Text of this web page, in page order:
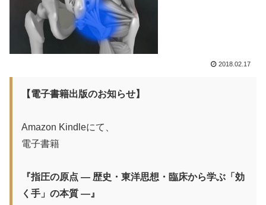
2018.02.17
【電子書籍出版のお知らせ】
Amazon Kindleにて、
電子書籍
『指圧の原点 ― 歴史・東洋思想・臨床から学ぶ「効
く手」の本質 ―』